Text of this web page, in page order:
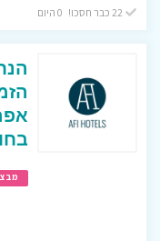
22 כבר חסכו! 0 היום